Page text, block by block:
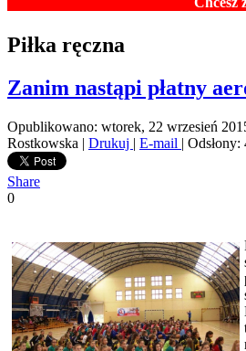
Piłka ręczna
Zanim nastąpi płatny
Opublikowano: wtorek, 22 wrzesień
Rostkowska | Drukuj | E-mail | Odsłony:
Share
0